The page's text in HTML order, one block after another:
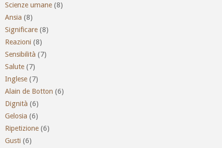
Scienze umane (8)
Ansia (8)
Significare (8)
Reazioni (8)
Sensibilità (7)
Salute (7)
Inglese (7)
Alain de Botton (6)
Dignità (6)
Gelosia (6)
Ripetizione (6)
Gusti (6)